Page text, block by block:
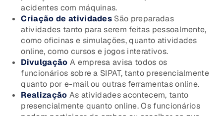
acidentes com máquinas.
Criação de atividades São preparadas
atividades tanto para serem feitas pessoalmente,
como oficinas e simulações, quanto atividades
online, como cursos e jogos interativos.
Divulgação A empresa avisa todos os
funcionários sobre a SIPAT, tanto presencialmente
quanto por e-mail ou outras ferramentas online.
Realização As atividades acontecem, tanto
presencialmente quanto online. Os funcionários